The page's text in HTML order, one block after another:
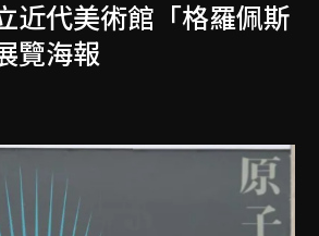
近代美術館「格羅佩斯
覽海報